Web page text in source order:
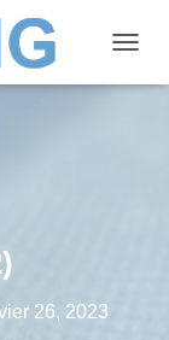
26, 2023